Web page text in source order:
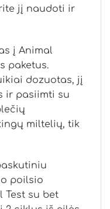
jį naudoti ir
į Animal
paketus.
dozuotas, jį
ir pasiimti su
miltelių, tik
poilsio
Test su bet